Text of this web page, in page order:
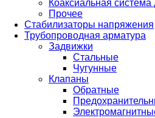
Коаксиальная
Прочее
Стабилизаторы напряжения
Трубопроводная арматура
Задвижки
Стальные
Чугунные
Клапаны
Обратные